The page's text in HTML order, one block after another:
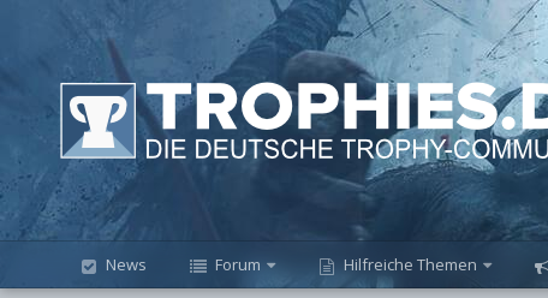
News Forum Hilfreiche Themen